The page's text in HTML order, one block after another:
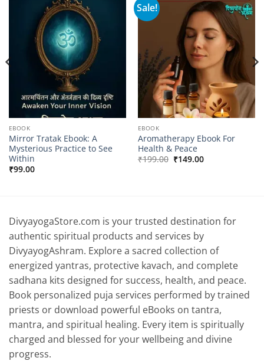
EBOOK
Mirror Tratak Ebook: A
Mysterious Practice to See
Within
₹99.00
Sale!
Add to
wishlist
EBOOK
Aromatherapy Ebook For
Health & Peace
₹199.00 Original
price
₹149.00Current
DivyayogaStore.com is your trusted destination for
authentic spiritual products and services by
DivyayogAshram. Explore a sacred collection of
energized yantras, protective kavach, and complete
sadhana kits designed for success, health, and peace.
Book personalized puja services performed by trained
priests or download powerful eBooks on tantra,
mantra, and spiritual healing. Every item is spiritually
charged and blessed for your wellbeing and divine
progress.